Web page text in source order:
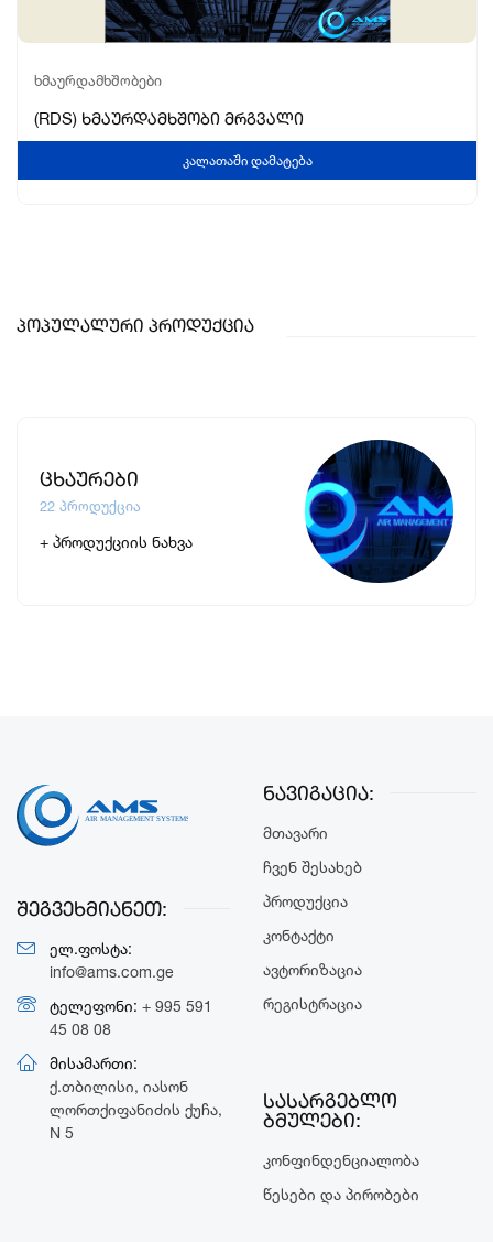
ᲮᲛᲐᲣᲠᲓᲐᲛᲮᲨᲝᲑᲔᲑᲘ
(RDS) ხმაურდამხშობი მრგვალი
Კალათაში Დამატება
Პოპულალური Პროდუქცია
Ცხაურები
22 Პროდუქცია
+ Პროდუქციის Ნახვა
შეგვეხმიანეთ:
ელ.ფოსტა:
info@ams.com.ge
ტელეფონი: + 995 591
45 08 08
მისამართი:
ქ.თბილისი, იასონ
ლორთქიფანიძის ქუჩა,
N 5
ნავიგაცია:
Მთავარი
Ჩვენ Შესახებ
Პროდუქცია
Კონტაქტი
Ავტორიზაცია
Რეგისტრაცია
სასარგებლო
ბმულები:
Კონფინდენციალობა
Წესები Და Პირობები